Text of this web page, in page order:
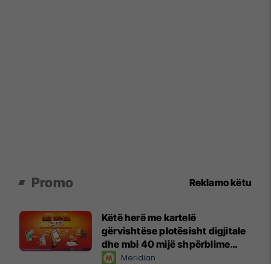
Promo Reklamo këtu
Këtë herë me kartelë
gërvishtëse plotësisht digjitale
dhe mbi 40 mijë shpërblime
instant!Meridian